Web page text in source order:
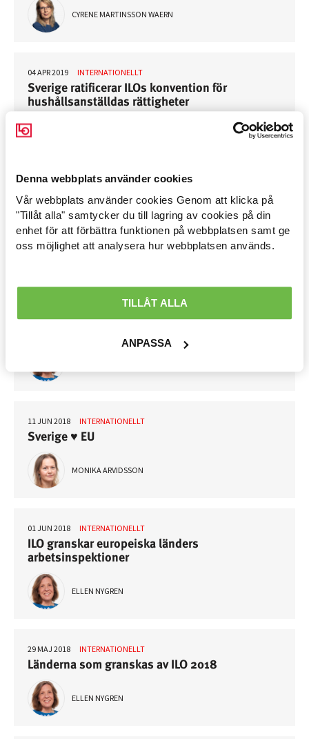
Denna webbplats använder cookies
Vår webbplats använder cookies Genom att klicka på
"Tillåt alla" samtycker du till lagring av cookies på din
enhet för att förbättra funktionen på webbplatsen samt ge
oss möjlighet att analysera hur webbplatsen används.
TILLÅT ALLA
ANPASSA
Arbetsmarknad »
Avtal löner & arbetsrätt »
Internationellt »
Välfärd »
Distriktsbloggare »
CYRENE MARTINSSON WAERN
04 APR 2019 INTERNATIONELLT
Sverige ratificerar ILOs konvention för
hushållsanställdas rättigheter
Tuff arbetsmiljö – kass pension. Vilken otur!
RENÉE ANDERSSON
INTERNATIONELLT
11 JUN 2018 INTERNATIONELLT
Sverige ♥ EU
MONIKA ARVIDSSON
01 JUN 2018 INTERNATIONELLT
ILO granskar europeiska länders
arbetsinspektioner
ELLEN NYGREN
29 MAJ 2018 INTERNATIONELLT
Länderna som granskas av ILO 2018
ELLEN NYGREN